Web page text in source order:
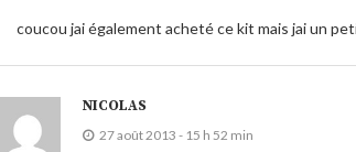
coucou jai également acheté ce kit mais jai un
NICOLAS
27 août 2013 - 15 h 52 min